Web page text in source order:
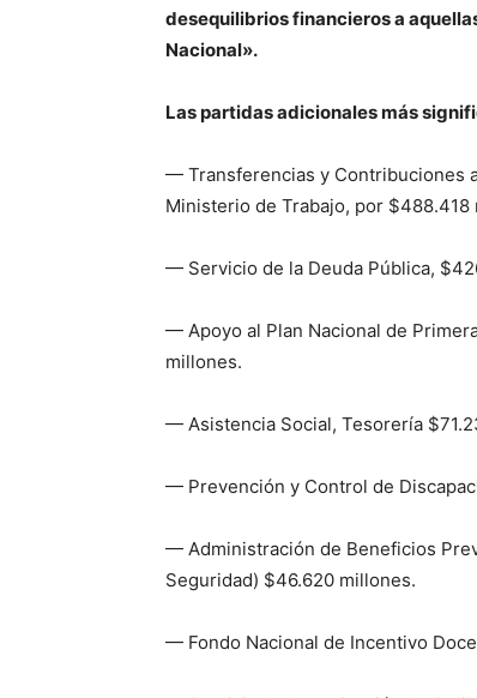
desequilibrios financieros a
Nacional».
Las partidas adicionales más
— Transferencias y Contribuciones
Ministerio de Trabajo, por $488.418
— Servicio de la Deuda Pública,
— Apoyo al Plan Nacional de
millones.
— Asistencia Social, Tesorería
— Prevención y Control de
— Administración de Beneficios
Seguridad) $46.620 millones.
— Fondo Nacional de Incentivo